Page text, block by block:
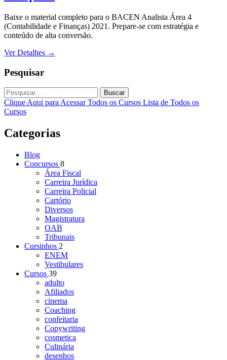
Baixe o material completo para o BACEN Analista Área 4
(Contabilidade e Finanças) 2021. Prepare-se com estratégia e
conteúdo de alta conversão.
Ver Detalhes →
Pesquisar
Buscar
Clique Aqui para Acessar Todos os Cursos Lista de Todos os
Cursos
Categorias
Blog
Concursos 8
Área Fiscal
Carreira Jurídica
Carreira Policial
Cartório
Diversos
Magistratura
OAB
Tribunais
Cursinhos 2
ENEM
Vestibulares
Cursos 39
adulto
Afiliados
cinema
Coaching
confeitaria
Copywriting
cosmetica
Culinária
desenhos